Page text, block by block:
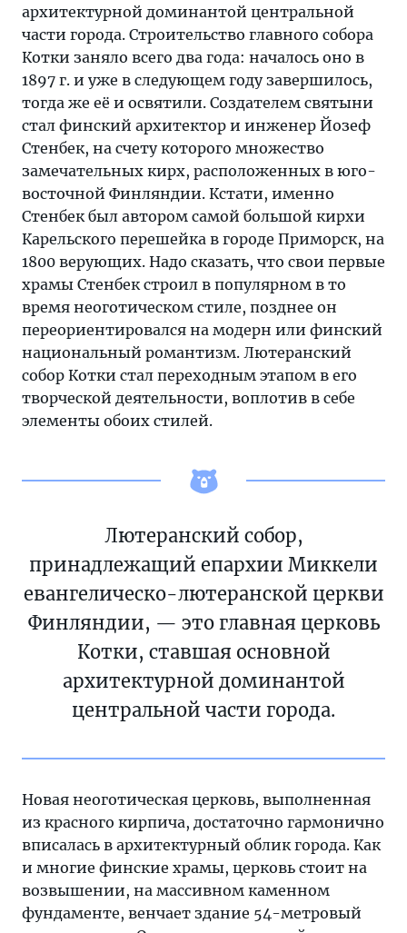
архитектурной доминантой центральной
части города. Строительство главного собора
Котки заняло всего два года: началось оно в
1897 г. и уже в следующем году завершилось,
тогда же её и освятили. Создателем святыни
стал финский архитектор и инженер Йозеф
Стенбек, на счету которого множество
замечательных кирх, расположенных в юго-
восточной Финляндии. Кстати, именно
Стенбек был автором самой большой кирхи
Карельского перешейка в городе Приморск, на
1800 верующих. Надо сказать, что свои первые
храмы Стенбек строил в популярном в то
время неоготическом стиле, позднее он
переориентировался на модерн или финский
национальный романтизм. Лютеранский
собор Котки стал переходным этапом в его
творческой деятельности, воплотив в себе
элементы обоих стилей.
Лютеранский собор,
принадлежащий епархии Миккели
евангелическо-лютеранской церкви
Финляндии, — это главная церковь
Котки, ставшая основной
архитектурной доминантой
центральной части города.
Новая неоготическая церковь, выполненная
из красного кирпича, достаточно гармонично
вписалась в архитектурный облик города. Как
и многие финские храмы, церковь стоит на
возвышении, на массивном каменном
фундаменте, венчает здание 54-метровый